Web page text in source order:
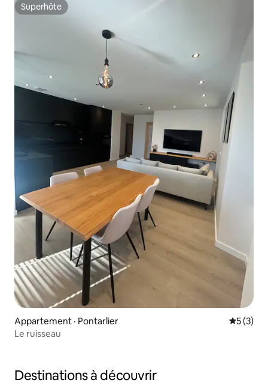
Superhôte
Superhôte
Appartement · Pontarlier Note
5 (3)
Le ruisseau
Destinations à découvrir